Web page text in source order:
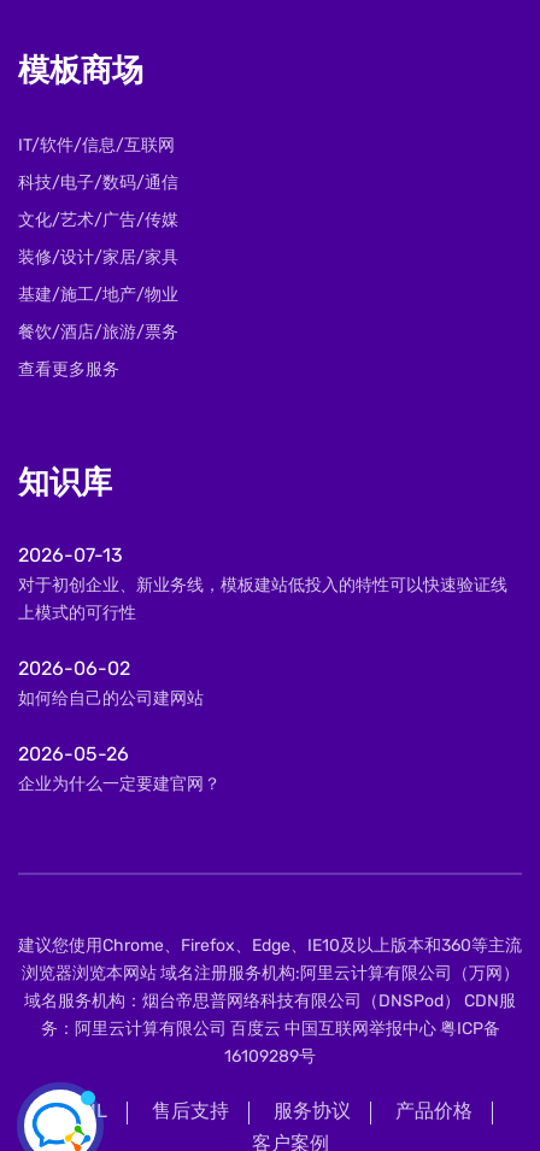
模板商场
IT/软件/信息/互联网
科技/电子/数码/通信
文化/艺术/广告/传媒
装修/设计/家居/家具
基建/施工/地产/物业
餐饮/酒店/旅游/票务
查看更多服务
知识库
2026-07-13
对于初创企业、新业务线，模板建站低投入的特性可以快速验证线
上模式的可行性
2026-06-02
如何给自己的公司建网站
2026-05-26
企业为什么一定要建官网？
建议您使用Chrome、Firefox、Edge、IE10及以上版本和360等主流
浏览器浏览本网站 域名注册服务机构:阿里云计算有限公司（万网）
域名服务机构：烟台帝思普网络科技有限公司（DNSPod） CDN服
务：阿里云计算有限公司 百度云 中国互联网举报中心粤ICP备
16109289号
XML 售后支持 服务协议
产品价格
客户案例